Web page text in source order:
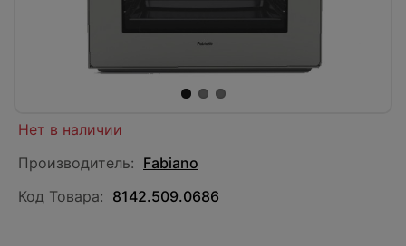
Нет в наличии
Производитель: Fabiano
Код Товара: 8142.509.0686